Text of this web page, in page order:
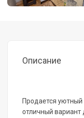
Описание
Продается уютный
отличный вариант